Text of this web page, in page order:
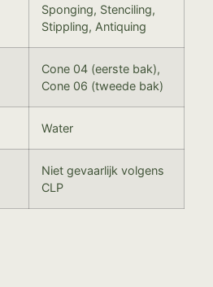
Sponging, Stenciling,
Stippling, Antiquing
Cone 04 (eerste bak),
Cone 06 (tweede bak)
Water
Niet gevaarlijk volgens
CLP